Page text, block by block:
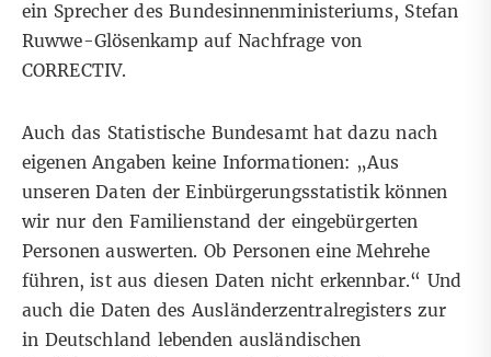
ein Sprecher des Bundesinnenministeriums, Stefan
Ruwwe-Glösenkamp auf Nachfrage von
CORRECTIV.
Auch das Statistische Bundesamt hat dazu nach
eigenen Angaben keine Informationen: „Aus
unseren Daten der Einbürgerungsstatistik können
wir nur den Familienstand der eingebürgerten
Personen auswerten. Ob Personen eine Mehrehe
führen, ist aus diesen Daten nicht erkennbar.“ Und
auch die Daten des Ausländerzentralregisters zur
in Deutschland lebenden ausländischen